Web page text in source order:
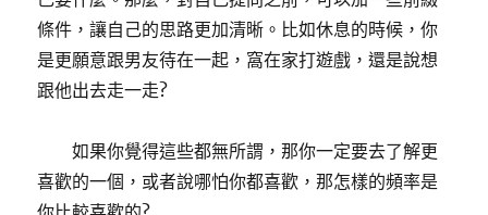
條件，讓自己的思路更加清晰。比如休息的時候，你
是更願意跟男友待在一起，窩在家打遊戲，還是說想
跟他出去走一走?
如果你覺得這些都無所謂，那你一定要去了解更
喜歡的一個，或者說哪怕你都喜歡，那怎樣的頻率是